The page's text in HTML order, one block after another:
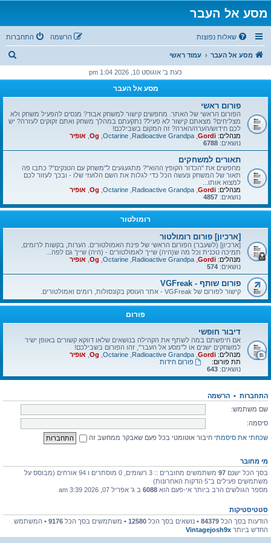
מסע אל העבר
שאלות נפוצות התחברות הרשמה
מסע אל העבר עמוד ראשי
ו
כעת ב' אוגוסט 10, 2026 1:04 pm
מסע אל העבר
פורום ראשי
הפורום הראשי של האתר. מחפשים קישור למשחק אבוד? מנסים להפעיל משחק ולא
מצליחים? מצאתם קישור לא פעיל? נתקעתם במהלך משחק ואתם זקוקים לעזרה? יש
לכם חידוש/הערה/הארה? זה המקום בשבילכם!
מנהלים: Gordi
Radioactive Grandpa
Octarine
Og אופיר
נושאים: 6788
תאורים למשחקים
מחפשים את "הכדור הקופץ ההוא"? מתגעגעים ל"משחק עם הטנקים"? כתבו פה
תאור של המשחק ונעשה הכל כדי לגלות את השם הלועזי שלו - ובכך לעזור לכם
למצוא אותו...
מנהלים: Gordi
Radioactive Grandpa
Octarine
Og אופיר
נושאים: 4857
רומולטור
[ארכיון] פורום רומולטור
[ארכיון] (לשעבר) הפורום הראשי של פינת האמולטורים. הערות, בקשות לרומים,
תמיכה טכנית וכל מה ש(היה) שייך לאמולטורים - (היה) שייך גם לפה...
מנהלים: Gordi
Radioactive Grandpa
Octarine
Og אופיר
נושאים: 574
פורום שותף - VGFreak
קישור לפורום של VGFreak - אתר העוסק בקונסולות, רומים ואמולטורים.
פורום
דיבור חופשי
אם חיפשתם במה לשתף את הקהילה בנושאים שלאו דווקא קשורים באופן ישיר
למשחקים ישנים או ל"מסע אל העבר", זהו הפורום בשבילכם!
מנהלים: Gordi
Radioactive Grandpa
Octarine
Og אופיר
תת פורום:
פורום חידות
נושאים: 643
התחברות • הרשמה
שם משתמש:
סיסמה:
שכחתי את סיסמתי חיבור אוטומטי בכל פעם שאבקר ממחשב זה
מי מחובר
בסך הכל ישנם 97
משתמשים מחוברים :: 3 רשומים, 0 מוסתרים ו 94 אורחים (מבוסס על
משתמשים פעילים ב־5 הדקות האחרונות)
מספר הגולשים הרב ביותר אי-פעם הוא 6088 ב ג' אפריל 07, 2026 3:39 am
סטטיסטיקות
הודעות בסך הכל 84379 • נושאים בסך הכל 12580 • משתמשים בסך הכל 9176 • המשתמש
החדש ביותר Vintagejosh9x